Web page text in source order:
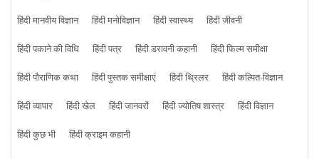
हिंदी मानवीय विज्ञान
हिंदी मनोविज्ञान हिंदी स्वास्थ्य
हिंदी जीवनी
हिंदी पकाने की विधि
हिंदी पत्र हिंदी डरावनी कहानी
हिंदी फिल्म समीक्षा
हिंदी पौराणिक कथा
हिंदी पुस्तक समीक्षाएं हिंदी थ्रिलर
हिंदी कल्पित-विज्ञान
हिंदी व्यापार
हिंदी खेल हिंदी जानवरों हिंदी ज्योतिष शास्त्र
हिंदी विज्ञान
हिंदी कुछ भी
हिंदी क्राइम कहानी